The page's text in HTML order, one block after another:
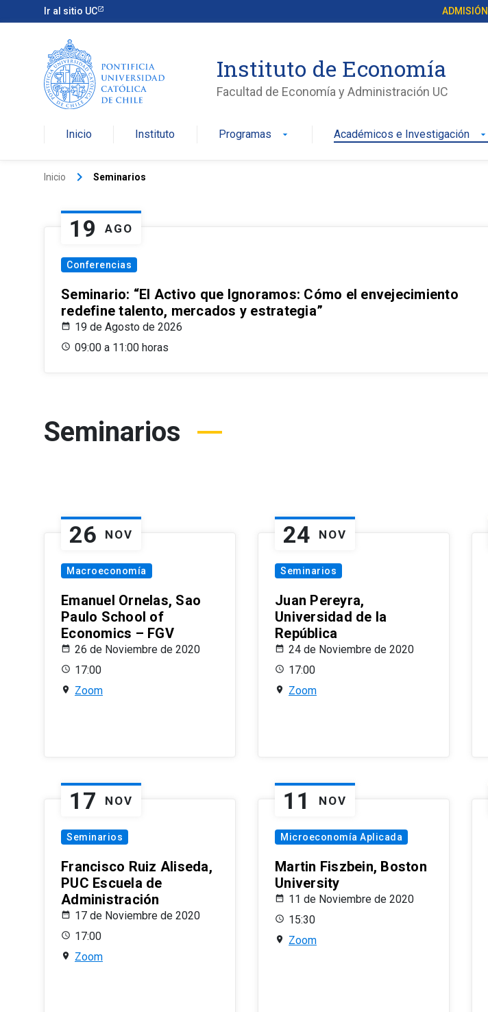
Ir al sitio UC ADMISIÓN
Instituto de Economía
Facultad de Economía y Administración UC
Inicio Instituto Programas arrow_drop_down Académicos e Investigación arrow_drop_down
Inicio keyboard_arrow_right Seminarios
19 AGO
Conferencias
Seminario: “El Activo que Ignoramos: Cómo el envejecimiento
redefine talento, mercados y estrategia”
19 de Agosto de 2026
09:00 a 11:00 horas
Seminarios
26 NOV
Macroeconomía
Emanuel Ornelas, Sao
Paulo School of
Economics – FGV
26 de Noviembre de 2020
17:00
Zoom
24 NOV
Seminarios
Juan Pereyra,
Universidad de la
República
24 de Noviembre de 2020
17:00
Zoom
17 NOV
Seminarios
Francisco Ruiz Aliseda,
PUC Escuela de
Administración
17 de Noviembre de 2020
17:00
Zoom
11 NOV
Microeconomía Aplicada
Martin Fiszbein, Boston
University
11 de Noviembre de 2020
15:30
Zoom